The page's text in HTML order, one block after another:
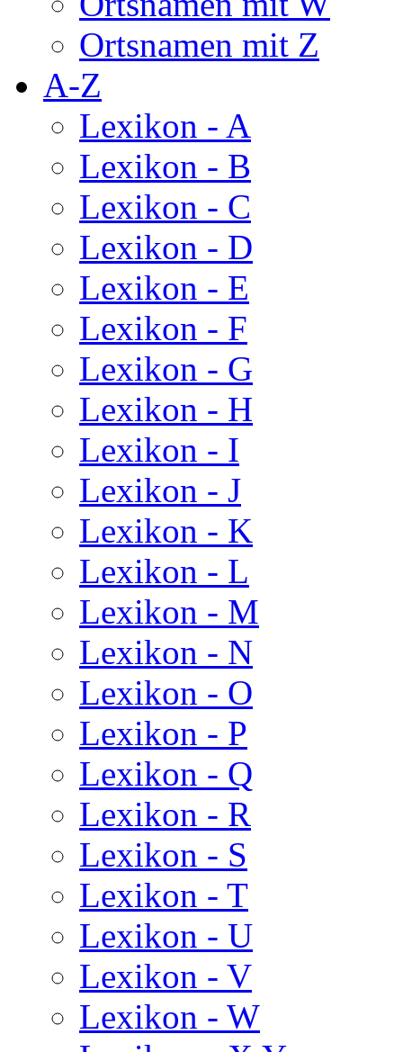
Ortsnamen mit Z
A-Z
Lexikon - A
Lexikon - B
Lexikon - C
Lexikon - D
Lexikon - E
Lexikon - F
Lexikon - G
Lexikon - H
Lexikon - I
Lexikon - J
Lexikon - K
Lexikon - L
Lexikon - M
Lexikon - N
Lexikon - O
Lexikon - P
Lexikon - Q
Lexikon - R
Lexikon - S
Lexikon - T
Lexikon - U
Lexikon - V
Lexikon - W